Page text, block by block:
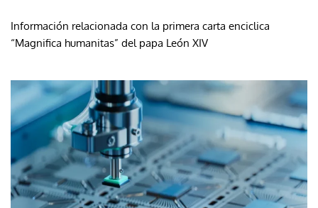
Información relacionada con la primera carta enciclica
“Magnifica humanitas” del papa León XIV